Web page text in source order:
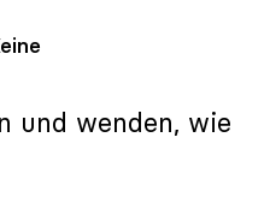
und wenden, wie